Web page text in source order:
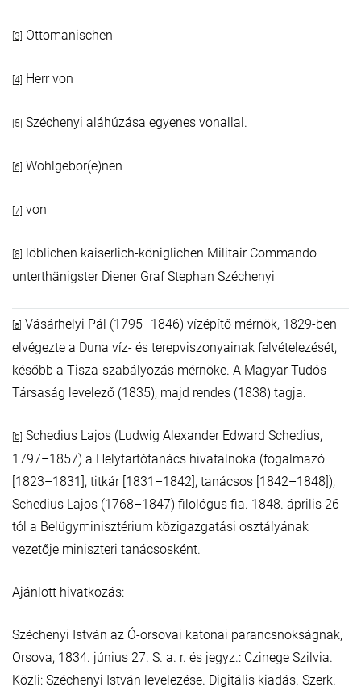
[3] Ottomanischen
[4] Herr von
[5] Széchenyi aláhúzása egyenes vonallal.
[6] Wohlgebor(e)nen
[7] von
[8]
löblichen kaiserlich-königlichen Militair Commando
unterthänigster Diener Graf Stephan Széchenyi
[a] Vásárhelyi Pál (1795–1846) vízépítő mérnök, 1829-ben
elvégezte a Duna víz- és terepviszonyainak felvételezését,
később a Tisza-szabályozás mérnöke. A Magyar Tudós
Társaság levelező (1835), majd rendes (1838) tagja.
[b] Schedius Lajos (Ludwig Alexander Edward Schedius,
1797–1857) a Helytartótanács hivatalnoka (fogalmazó
[1823–1831], titkár [1831–1842], tanácsos [1842–1848]),
Schedius Lajos (1768–1847) filológus fia. 1848. április 26-
tól a Belügyminisztérium közigazgatási osztályának
vezetője miniszteri tanácsosként.
Ajánlott hivatkozás:
Széchenyi István az Ó-orsovai katonai parancsnokságnak,
Orsova, 1834. június 27. S. a. r. és jegyz.: Czinege Szilvia.
Közli: Széchenyi István levelezése. Digitális kiadás. Szerk.